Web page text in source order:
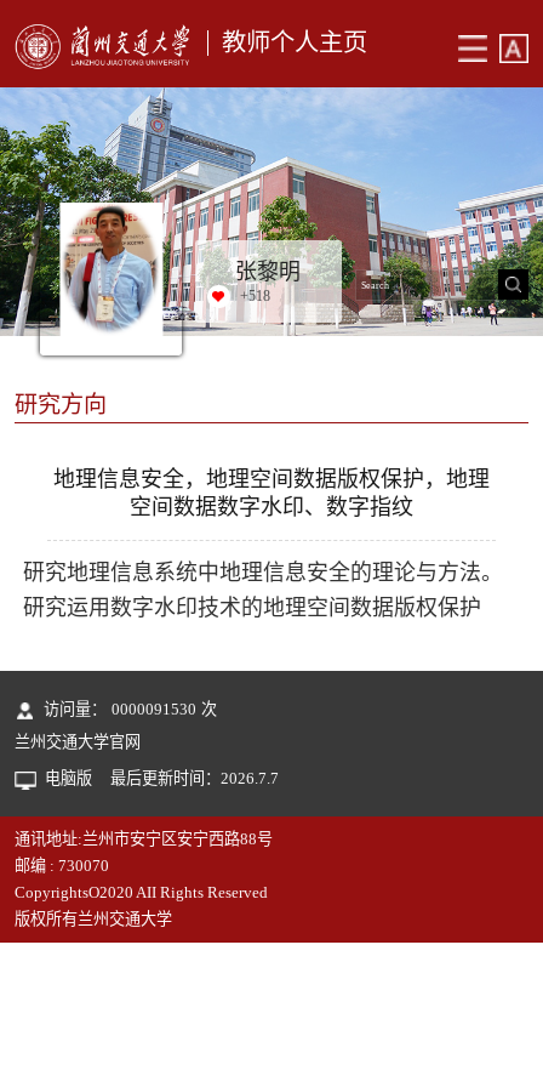
教师个人主页
张黎明
+518
研究方向
地理信息安全，地理空间数据版权保护，地理
空间数据数字水印、数字指纹
研究地理信息系统中地理信息安全的理论与方法。
研究运用数字水印技术的地理空间数据版权保护
访问量： 0000091530 次
兰州交通大学官网
电脑版
最后更新时间： 2026.7.7
通讯地址:兰州市安宁区安宁西路88号
邮编 : 730070
CopyrightsO2020 AII Rights Reserved
版权所有兰州交通大学